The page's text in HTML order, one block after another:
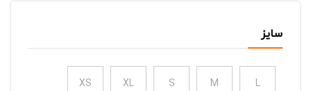
سایز
L
M
S
XL
XS